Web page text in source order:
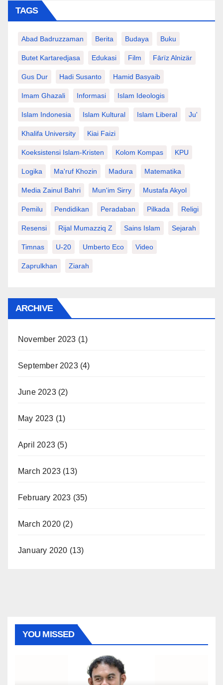
TAGS
Abad Badruzzaman Berita Budaya Buku
Butet Kartaredjasa Edukasi Film Fārïz Alnizär
Gus Dur Hadi Susanto Hamid Basyaib
Imam Ghazali Informasi Islam Ideologis
Islam Indonesia Islam Kultural Islam Liberal Ju'
Khalifa University Kiai Faizi
Koeksistensi Islam-Kristen Kolom Kompas KPU
Logika Ma'ruf Khozin Madura Matematika
Media Zainul Bahri Mun'im Sirry Mustafa Akyol
Pemilu Pendidikan Peradaban Pilkada Religi
Resensi Rijal Mumazziq Z Sains Islam Sejarah
Timnas U-20 Umberto Eco Video
Zaprulkhan Ziarah
ARCHIVE
November 2023 (1)
September 2023(4)
June 2023(2)
May 2023 (1)
April 2023 (5)
March 2023 (13)
February 2023 (35)
March 2020 (2)
January 2020 (13)
YOU MISSED